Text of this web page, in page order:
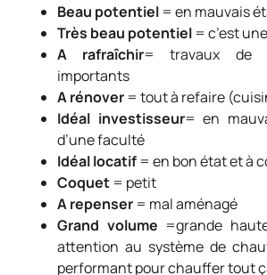
Beau potentiel = en mauvais
Très beau potentiel = c’est
A rafraîchir= travaux de
importants
A rénover = tout à refaire
Idéal investisseur= en
d’une faculté
Idéal locatif = en bon état et à
Coquet = petit
A repenser = mal aménagé
Grand volume =grande
attention au système de
performant pour chauffer tout